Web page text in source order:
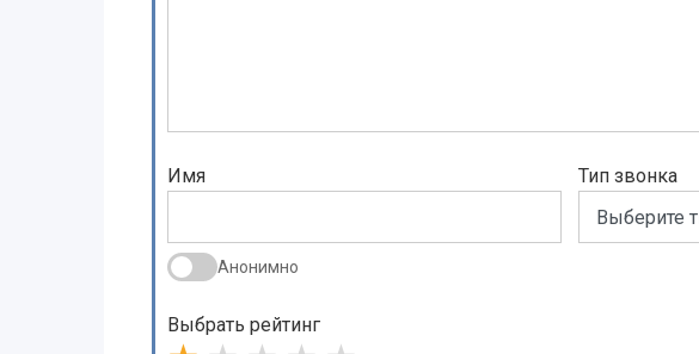
Имя
Анонимно
Тип звонка
Выбрать рейтинг